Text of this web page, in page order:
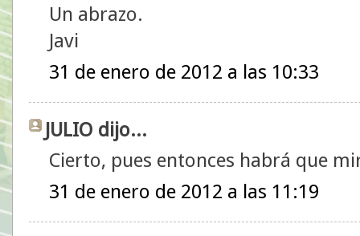
Un abrazo.
Javi
31 de enero de 2012 a las 10:33
JULIO dijo...
Cierto, pues entonces habrá que
31 de enero de 2012 a las 11:19